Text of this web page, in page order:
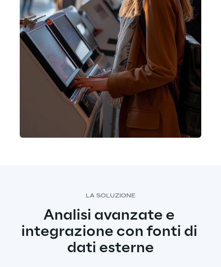
LA SOLUZIONE
Analisi avanzate e
integrazione con fonti di
dati esterne